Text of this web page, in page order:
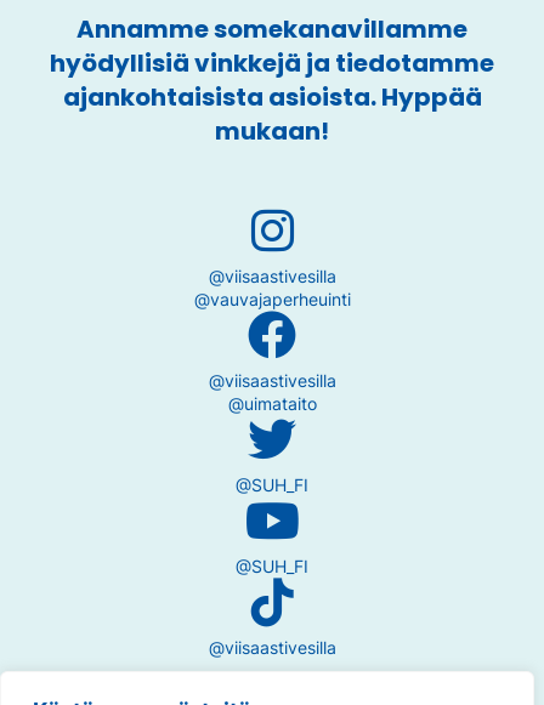
Annamme somekanavillamme
hyödyllisiä vinkkejä ja tiedotamme
ajankohtaisista asioista. Hyppää
mukaan!
@viisaastivesilla
@vauvajaperheuinti
@viisaastivesilla
@uimataito
@SUH_FI
@SUH_FI
@viisaastivesilla